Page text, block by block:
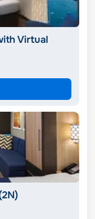
Virtual